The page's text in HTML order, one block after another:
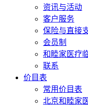
资讯与活动
客户服务
保险与直接
会员制
和睦家医疗
联系
价目表
常用价目表
北京和睦家